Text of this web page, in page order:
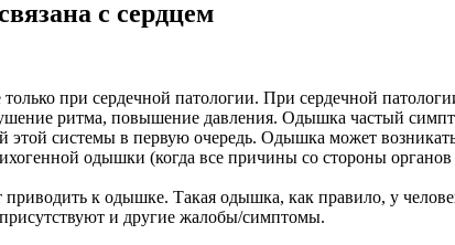
с сердцем
при сердечной патологии. При сердечной
ритма, повышение давления. Одышка частый
этой системы в первую очередь. Одышка может
одышки (когда все причины со стороны
к одышке. Такая одышка, как правило, у
и другие жалобы/симптомы.